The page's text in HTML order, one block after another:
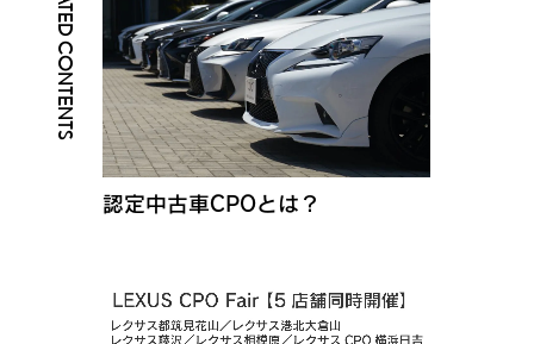
RELATED CONTENTS
認定中古車CPOとは？